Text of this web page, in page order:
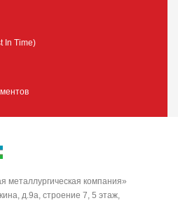
In Time)
компания»
д.9а, строение 7, 5 этаж,